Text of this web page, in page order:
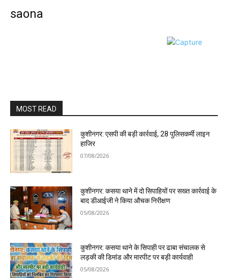
saona
MOST READ
कुशीनगर: एसपी की बड़ी कार्रवाई, 28 पुलिसकर्मी लाइन
हाजिर
07/08/2026
कुशीनगर: कसया थाने में दो सिपाहियों पर सख्त कार्रवाई के
बाद डीआईजी ने किया औचक निरीक्षण
05/08/2026
कुशीनगर: कसया थाने के सिपाही पर ढाबा संचालक से
लड़की की डिमांड और मारपीट पर बड़ी कार्यवाही
05/08/2026